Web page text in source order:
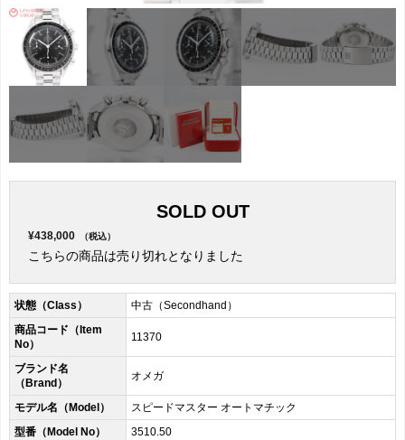
SOLD OUT
¥438,000 （税込）
こちらの商品は売り切れとなりました
状態（Class）
中古（Secondhand）
商品コード（Item
No）
11370
ブランド名
（Brand）
オメガ
モデル名（Model）
スピードマスター オートマチック
型番（Model No）
3510.50